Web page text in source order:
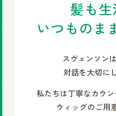
髪も生
いつものま
スヴェンソン
対話を大切に
私たちは丁寧なカウン
ウィッグのご用